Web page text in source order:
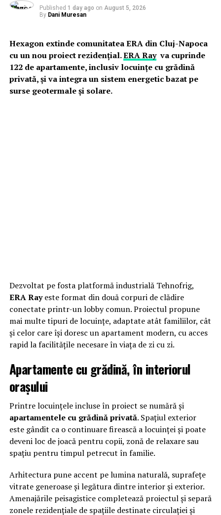
Published 1 day ago on August 5, 2026
By Dani Muresan
Hexagon extinde comunitatea ERA din Cluj-Napoca
cu un nou proiect rezidențial.ERA Rayva cuprinde
122 de apartamente, inclusiv locuințe cu grădină
privată, și va integra un sistem energetic bazat pe
surse geotermale și solare.
Dezvoltat pe fosta platformă industrială Tehnofrig,
ERA Rayeste format din două corpuri de clădire
conectate printr-un lobby comun. Proiectul propune
mai multe tipuri de locuințe, adaptate atât familiilor, cât
și celor care își doresc un apartament modern, cu acces
rapid la facilitățile necesare în viața de zi cu zi.
Apartamente cu grădină, în interiorul
orașului
Printre locuințele incluse în proiect se numără și
apartamentele cu grădină privată. Spațiul exterior
este gândit ca o continuare firească a locuinței și poate
deveni loc de joacă pentru copii, zonă de relaxare sau
spațiu pentru timpul petrecut în familie.
Arhitectura pune accent pe lumina naturală, suprafețe
vitrate generoase și legătura dintre interior și exterior.
Amenajările peisagistice completează proiectul și separă
zonele rezidențiale de spațiile destinate circulației și